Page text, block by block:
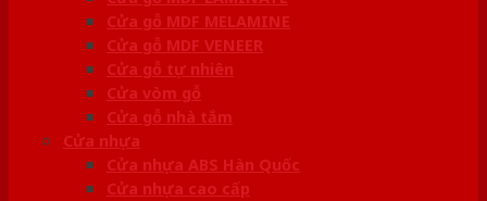
Cửa gỗ MDF MELAMINE
Cửa gỗ MDF VENEER
Cửa gỗ tự nhiên
Cửa vòm gỗ
Cửa gỗ nhà tắm
Cửa nhựa
Cửa nhựa ABS Hàn Quốc
Cửa nhựa cao cấp